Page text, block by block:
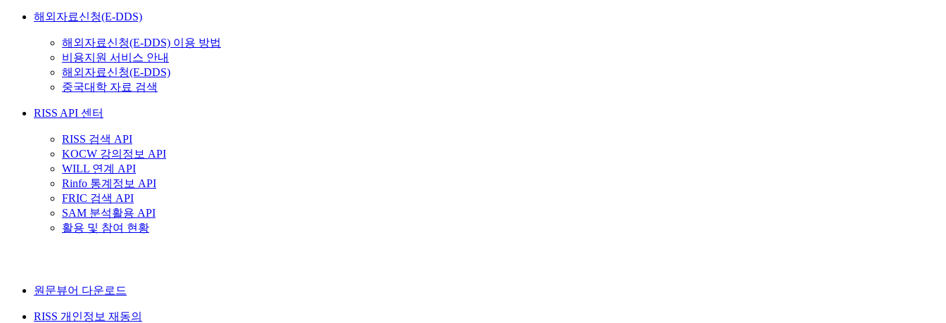
해외자료신청(E-DDS)
해외자료신청(E-DDS) 이용 방법
비용지원 서비스 안내
해외자료신청(E-DDS)
중국대학 자료 검색
RISS API 센터
RISS 검색 API
KOCW 강의정보 API
WILL 연계 API
Rinfo 통계정보 API
FRIC 검색 API
SAM 분석활용 API
활용 및 참여 현황
원문뷰어 다운로드
RISS 개인정보 재동의